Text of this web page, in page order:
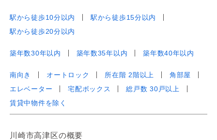
駅から徒歩10分以内
駅から徒歩15分以内
駅から徒歩20分以内
築年数30年以内 築年数35年以内 築年数40年以内
南向き オートロック 所在階 2階以上
角部屋
エレベーター
宅配ボックス
総戸数 30戸以上
賃貸中物件を除く
川崎市高津区の概要